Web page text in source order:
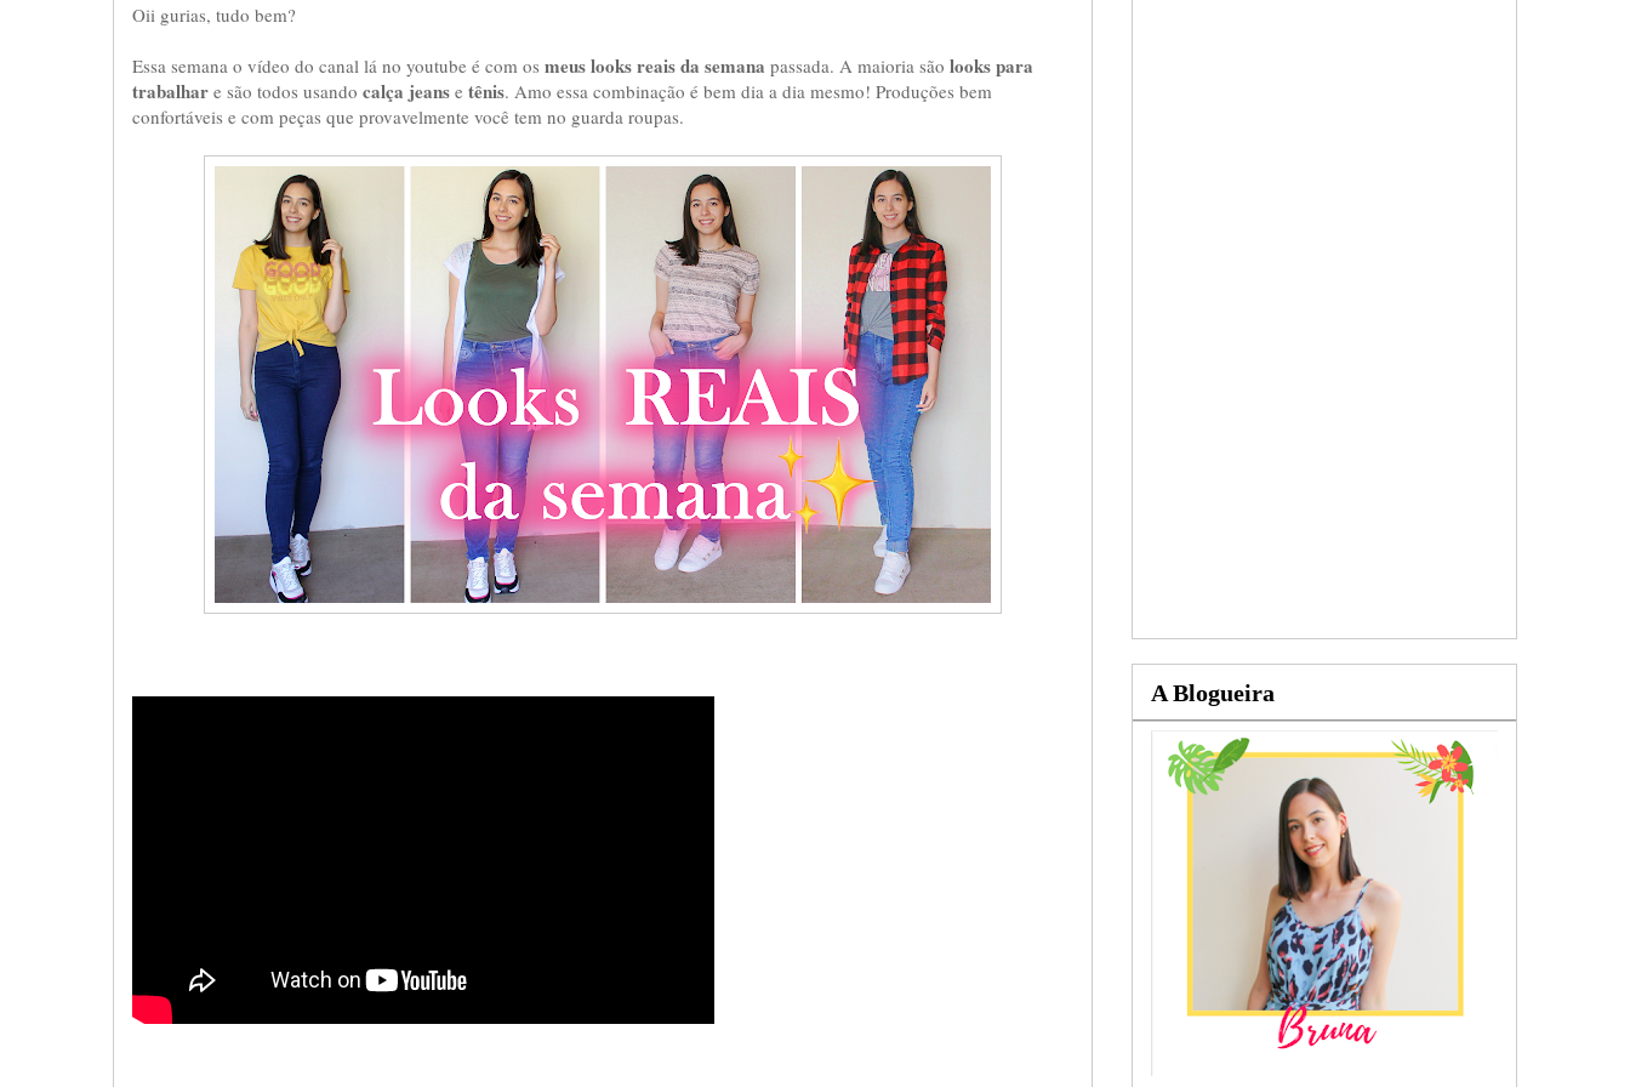
Oii gurias, tudo bem?
Essa semana o vídeo do canal lá no youtube é com os meus looks reais da semana passada. A maioria são looks para
trabalhar e são todos usando calça jeans e tênis. Amo essa combinação é bem dia a dia mesmo! Produções bem
confortáveis e com peças que provavelmente você tem no guarda roupas.
A Blogueira